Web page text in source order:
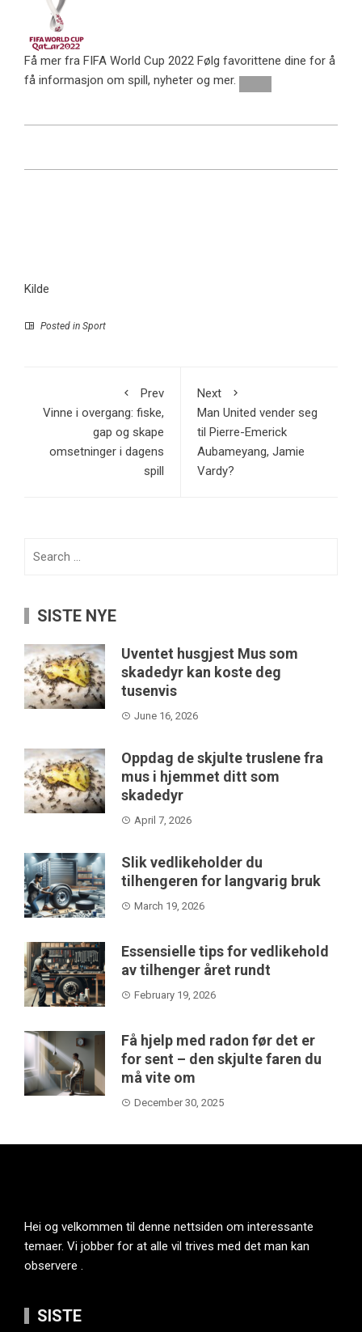
Få mer fra FIFA World Cup 2022 Følg favorittene dine for å
få informasjon om spill, nyheter og mer.
Kilde
Posted in Sport
Prev
Vinne i overgang: fiske,
gap og skape
omsetninger i dagens
spill
Next
Man United vender seg
til Pierre-Emerick
Aubameyang, Jamie
Vardy?
SISTE NYE
Uventet husgjest Mus som
skadedyr kan koste deg
tusenvis
June 16, 2026
Oppdag de skjulte truslene fra
mus i hjemmet ditt som
skadedyr
April 7, 2026
Slik vedlikeholder du
tilhengeren for langvarig bruk
March 19, 2026
Essensielle tips for vedlikehold
av tilhenger året rundt
February 19, 2026
Få hjelp med radon før det er
for sent – den skjulte faren du
må vite om
December 30, 2025
Hei og velkommen til denne nettsiden om interessante
temaer. Vi jobber for at alle vil trives med det man kan
observere .
SISTE